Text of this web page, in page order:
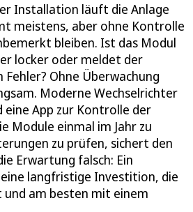
Installation läuft die Anlage
meistens, aber ohne Kontrolle
bleiben. Ist das Modul
locker oder meldet der
Ohne Überwachung
Moderne Wechselrichter
eine App zur Kontrolle der
Module einmal im Jahr zu
zu prüfen, sichert den
Erwartung falsch: Ein
langfristige Investition, die
am besten mit einem